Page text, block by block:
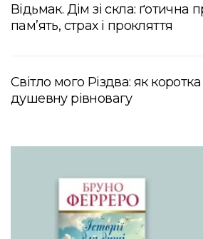
Відьмак. Дім зі скла: ґотична
пам’ять, страх і прокляття
Світло мого Різдва: як
душевну рівновагу